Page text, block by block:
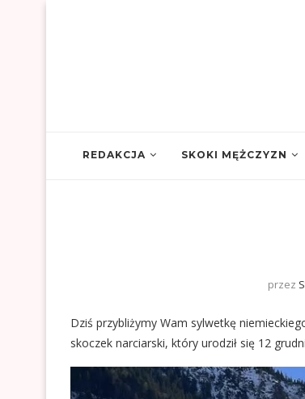
REDAKCJA SKOKI MĘŻCZYZN
przez
Dziś przybliżymy Wam sylwetkę
skoczek narciarski, który urodził się 12